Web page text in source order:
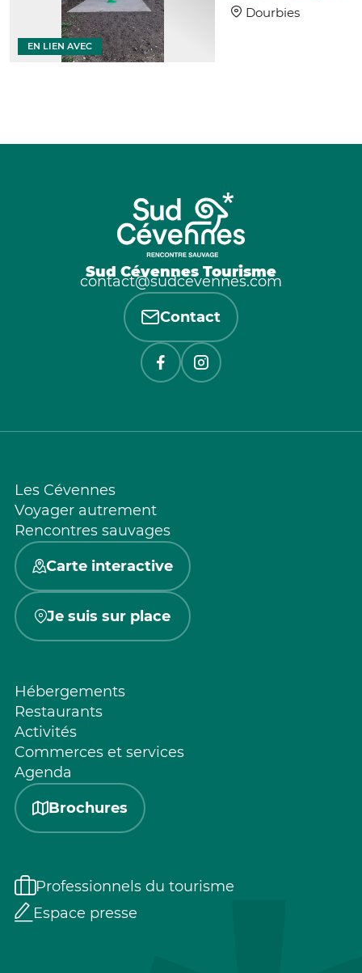
Dourbies
EN LIEN AVEC
Sud Cévennes Tourisme
contact@sudcevennes.com
Contact
Les Cévennes
Voyager autrement
Rencontres sauvages
Carte interactive
Je suis sur place
Hébergements
Restaurants
Activités
Commerces et services
Agenda
Brochures
Professionnels du tourisme
Espace presse